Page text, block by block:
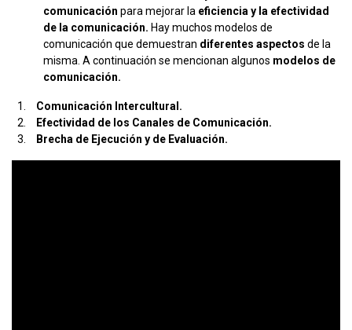
comunicación para mejorar la eficiencia y la efectividad
de la comunicación. Hay muchos modelos de
comunicación que demuestran diferentes aspectos de la
misma. A continuación se mencionan algunos modelos de
comunicación.
Comunicación Intercultural.
Efectividad de los Canales de Comunicación.
Brecha de Ejecución y de Evaluación.